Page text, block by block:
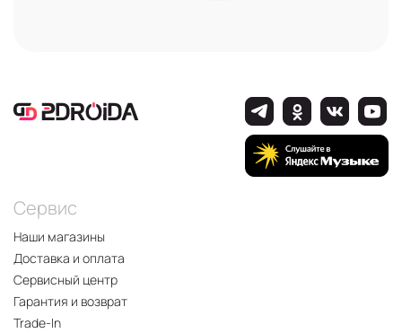
Сервис
Наши магазины
Доставка и оплата
Сервисный центр
Гарантия и возврат
Trade-In